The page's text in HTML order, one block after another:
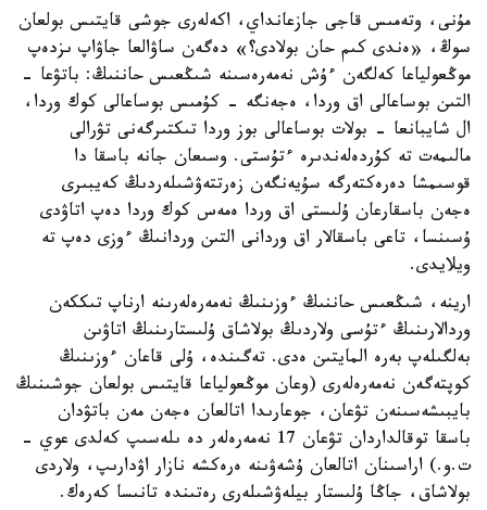
مۇنى، وتەمىس قاجى جازعانداي، اكەلەرى جوشى قايتىس بولعان
سوڭ، «ەندى كىم حان بولادى؟» دەگەن ساۋالعا جاۋاپ ىزدەپ
موڭعولياعا كەلگەن ءۇش نەمەرەسىنە شىڭعىس حاننىڭ: باتۋعا -
التىن بوساعالى اق وردا، ەجەنگە - كۇمىس بوساعالى كوك وردا،
ال شايبانعا - بولات بوساعالى بوز وردا تىكتىرگەنى تۋرالى
مالىمەت تە كۇردەلەندىرە ءتۇستى. وسىعان جانە باسقا دا
قوسىمشا دەرەكتەرگە سۇيەنگەن زەرتتەۋشىلەردىڭ كەيبىرى
ەجەن باسقارعان ۇلىستى اق وردا ەمەس كوك وردا دەپ اتاۋدى
ۇسىنسا، تاعى باسقالار اق وردانى التىن وردانىڭ ءوزى دەپ تە
ويلايدى.
ارينە، شىڭعىس حاننىڭ ءوزىنىڭ نەمەرەلەرىنە ارناپ تىككەن
وردالارىنىڭ ءتۇسى ولاردىڭ بولاشاق ۇلىستارىنىڭ اتاۋىن
بەلگىلەپ بەرە المايتىن ەدى. تەگىندە، ۇلى قاعان ءوزىنىڭ
كوپتەگەن نەمەرەلەرى (وعان موڭعولياعا قايتىس بولعان جوشىنىڭ
بايبىشەسىنەن تۋعان، جوعارىدا اتالعان ەجەن مەن باتۋدان
باسقا توقالداردان تۋعان 17 نەمەرەلەر دە ىلەسىپ كەلدى عوي -
ت.و.) اراسىنان اتالعان ۇشەۋىنە ەرەكشە نازار اۋدارىپ، ولاردى
بولاشاق، جاڭا ۇلىستار بيلەۋشىلەرى رەتىندە تانىسا كەرەك.